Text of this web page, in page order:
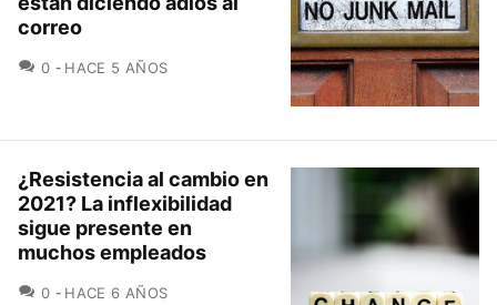
correo
0 COMENTARIOS
HACE 5 AÑOS
¿Resistencia al cambio en
2021? La inflexibilidad
sigue presente en
muchos empleados
0 COMENTARIOS
HACE 6 AÑOS